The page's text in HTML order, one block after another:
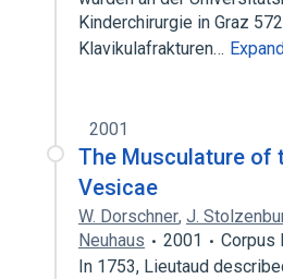
Kinderchirurgie in Graz 572
Klavikulafrakturen…
2001
The Musculature of
Vesicae
W. Dorschner, J.
Neuhaus
2001
Corpus
In 1753, Lieutaud